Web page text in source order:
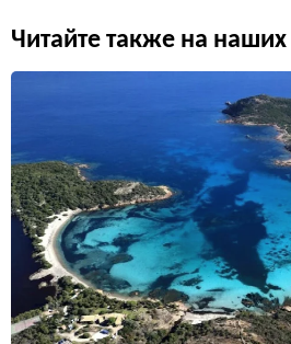
Читайте также на наших